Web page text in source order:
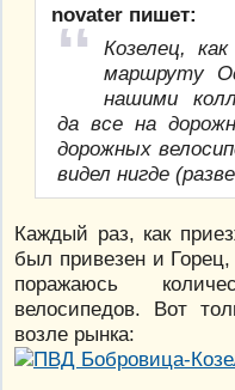
novater пишет:
Козелец,
маршруту
нашими
да все на
дорожных
видел нигде
Каждый раз, как
был привезен и
поражаюсь
велосипедов. Вот
возле рынка: